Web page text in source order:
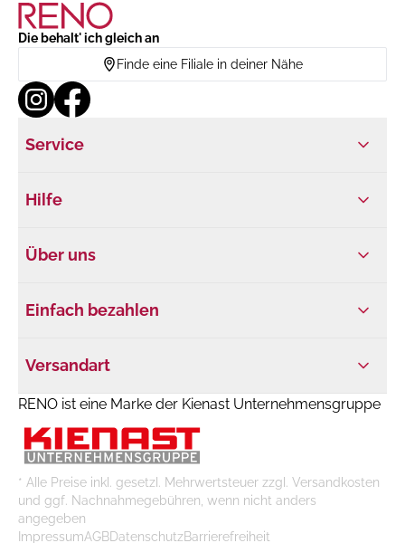
Die behalt' ich gleich an
Finde eine Filiale in deiner Nähe
Service
Hilfe
Über uns
Einfach bezahlen
Versandart
RENO ist eine Marke der Kienast Unternehmensgruppe
* Alle Preise inkl. gesetzl. Mehrwertsteuer zzgl. Versandkosten
und ggf. Nachnahmegebühren, wenn nicht anders
angegeben
ImpressumAGBDatenschutzBarrierefreiheit